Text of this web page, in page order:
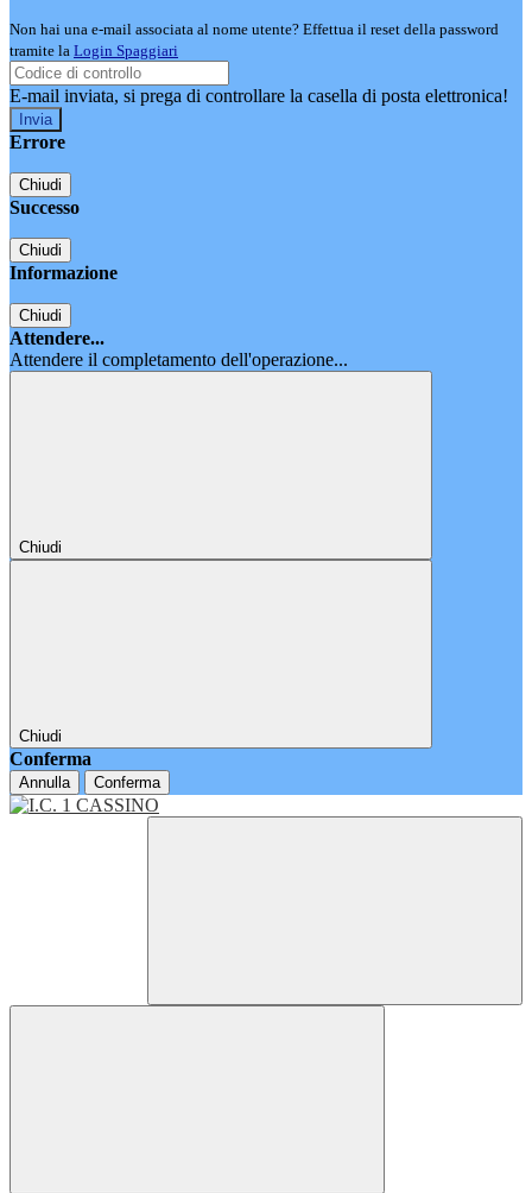
Non hai una e-mail associata al nome utente? Effettua il reset della password
tramite la Login Spaggiari
E-mail inviata, si prega di controllare la casella di posta elettronica!
Errore
Chiudi
Successo
Chiudi
Informazione
Chiudi
Attendere...
Attendere il completamento dell'operazione...
Chiudi
Chiudi
Conferma
Annulla Conferma